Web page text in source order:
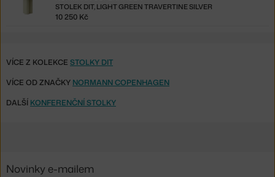
STOLEK DIT, LIGHT GREEN TRAVERTINE SILVER
10 250 Kč
VÍCE Z KOLEKCE STOLKY DIT
VÍCE OD ZNAČKY NORMANN COPENHAGEN
DALŠÍ KONFERENČNÍ STOLKY
Novinky e-mailem